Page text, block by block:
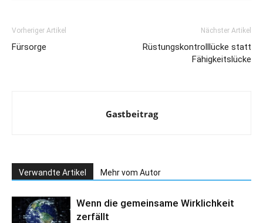
Vorheriger Artikel
Fürsorge
Nächster Artikel
Rüstungskontrolllücke statt
Fähigkeitslücke
Gastbeitrag
Verwandte Artikel Mehr vom Autor
Wenn die gemeinsame Wirklichkeit
zerfällt